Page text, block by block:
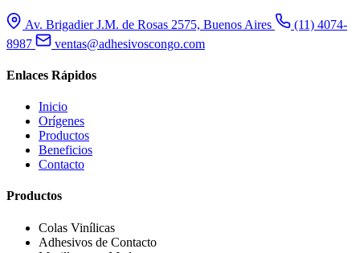
Av. Brigadier J.M. de Rosas 2575, Buenos Aires
(11) 4074-
8987
ventas@adhesivoscongo.com
Enlaces Rápidos
Inicio
Orígenes
Productos
Beneficios
Contacto
Productos
Colas Vinílicas
Adhesivos de Contacto